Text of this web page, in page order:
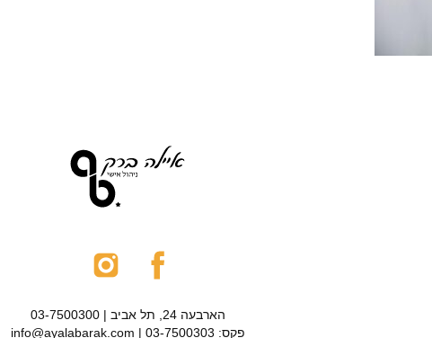
הארבעה 24, תל אביב | 03-7500300
פקס: 03-7500303 | info@ayalabarak.com